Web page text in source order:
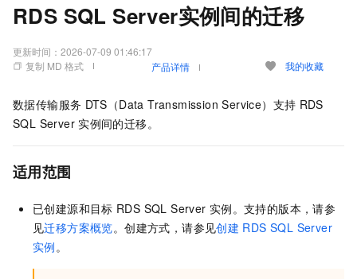
RDS SQL Server实例间的迁移
更新时间： 2026-07-09 01:46:17
复制 MD 格式
产品详情 我的收藏
数据传输服务 DTS（Data Transmission Service）支持 RDS
SQL Server 实例间的迁移。
适用范围
已创建源和目标 RDS SQL Server 实例。支持的版本，请参
见迁移方案概览。创建方式，请参见创建 RDS SQL Server
实例。